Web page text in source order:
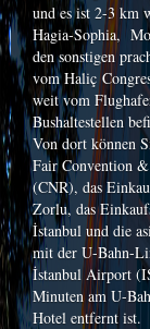
und es ist 2-3 km
Hagia-Sophia,
den sonstigen
vom Haliç
weit vom
Bushaltestellen
Von dort können
Fair Convention &
(CNR), das
Zorlu, das
İstanbul und die
mit der U-Bahn-
İstanbul Airport
Minuten am U-
Hotel entfernt ist.